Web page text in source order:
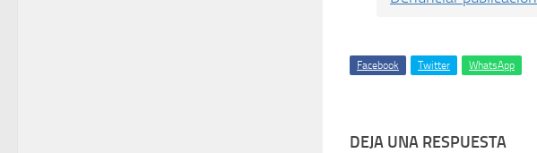
Facebook Twitter WhatsApp
DEJA UNA RESPUESTA